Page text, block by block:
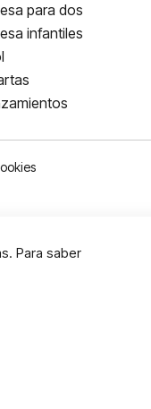
para dos
infantiles
Para saber